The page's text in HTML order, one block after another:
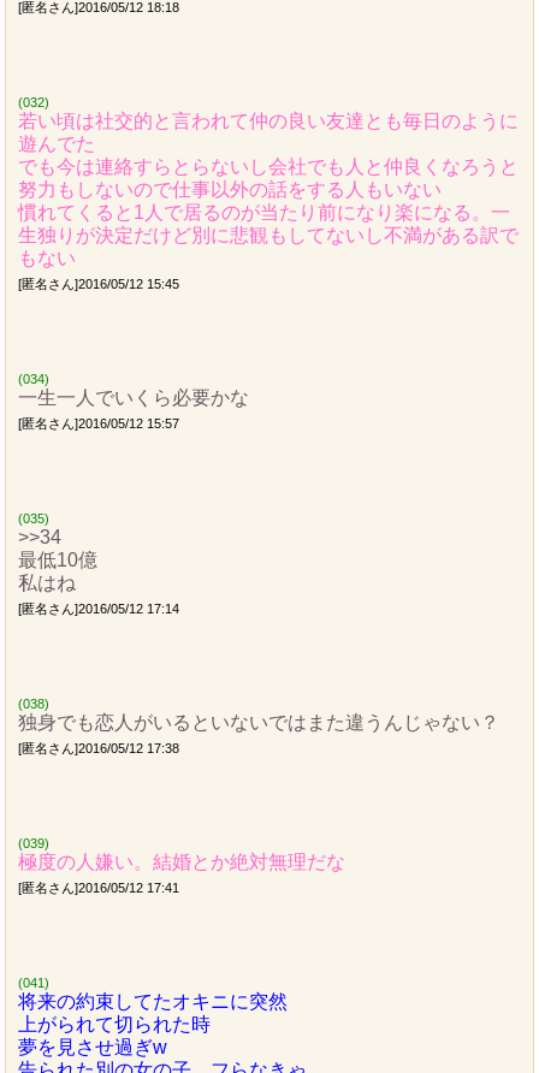
[匿名さん]2016/05/12 18:18
(032)
若い頃は社交的と言われて仲の良い友達とも毎日のように
遊んでた
でも今は連絡すらとらないし会社でも人と仲良くなろうと
努力もしないので仕事以外の話をする人もいない
慣れてくると1人で居るのが当たり前になり楽になる。一
生独りが決定だけど別に悲観もしてないし不満がある訳で
もない
[匿名さん]2016/05/12 15:45
(034)
一生一人でいくら必要かな
[匿名さん]2016/05/12 15:57
(035)
>>34
最低10億
私はね
[匿名さん]2016/05/12 17:14
(038)
独身でも恋人がいるといないではまた違うんじゃない？
[匿名さん]2016/05/12 17:38
(039)
極度の人嫌い。結婚とか絶対無理だな
[匿名さん]2016/05/12 17:41
(041)
将来の約束してたオキニに突然
上がられて切られた時
夢を見させ過ぎw